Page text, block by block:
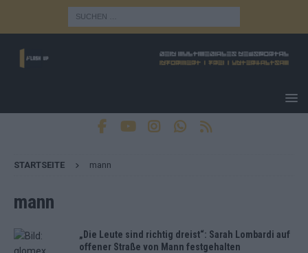
STARTSEITE mann
mann
„Die Leute sind richtig dreist“: Sarah Lombardi auf
offener Straße von Mann festgehalten